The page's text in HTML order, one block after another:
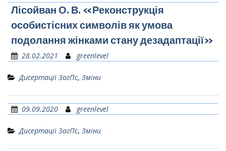
Лісойван О. В. «Реконструкція
особистісних символів як умова
подолання жінками стану дезадаптації»
28.02.2021 greenlevel
Дисертації ЗагПс, Зміни
09.09.2020 greenlevel
Дисертації ЗагПс, Зміни